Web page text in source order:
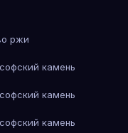
ржи
камень
камень
камень